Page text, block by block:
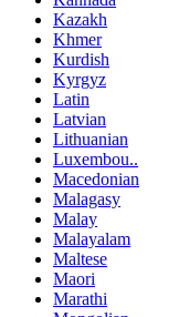
Kazakh
Khmer
Kurdish
Kyrgyz
Latin
Latvian
Lithuanian
Luxembou..
Macedonian
Malagasy
Malay
Malayalam
Maltese
Maori
Marathi